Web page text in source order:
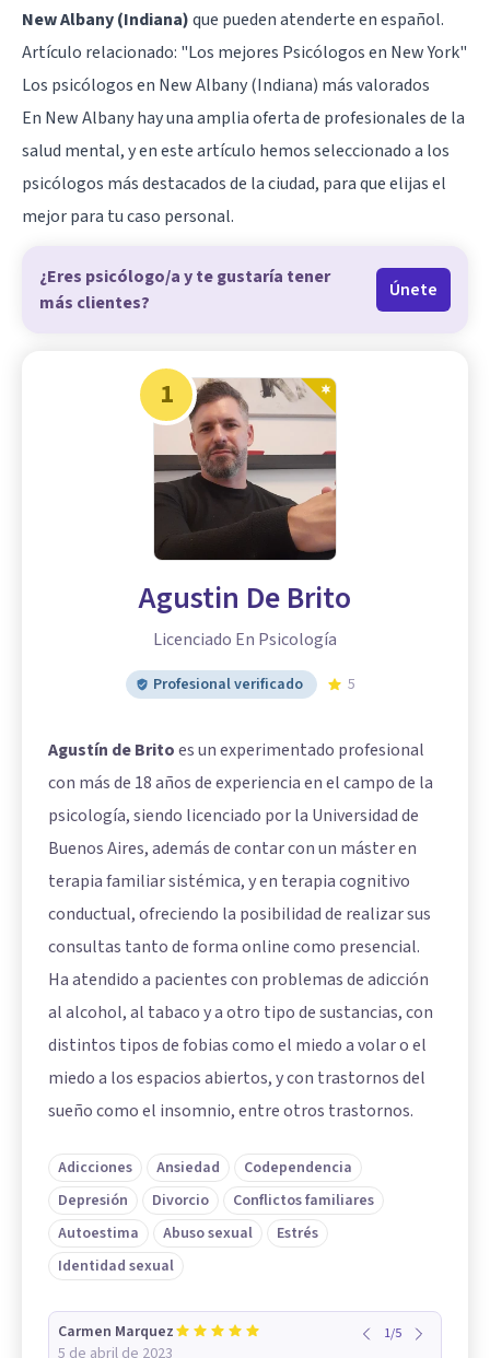
New Albany (Indiana)que pueden atenderte en español.
Artículo relacionado: "Los mejores Psicólogos en New York"
Los psicólogos en New Albany (Indiana) más valorados
En New Albany hay una amplia oferta de profesionales de la
salud mental, y en este artículo hemos seleccionado a los
psicólogos más destacados de la ciudad, para que elijas el
mejor para tu caso personal.
¿Eres psicólogo/a y te gustaría tener
más clientes?
Únete
1
Agustin De Brito
Licenciado En Psicología
Profesional verificado 5
Agustín de Britoes un experimentado profesional
con más de 18 años de experiencia en el campo de la
psicología, siendo licenciado por la Universidad de
Buenos Aires, además de contar con un máster en
terapia familiar sistémica, y en terapia cognitivo
conductual, ofreciendo la posibilidad de realizar sus
consultas tanto de forma online como presencial.
Ha atendido a pacientes con problemas de adicción
al alcohol, al tabaco y a otro tipo de sustancias, con
distintos tipos de fobias como el miedo a volar o el
miedo a los espacios abiertos, y con trastornos del
sueño como el insomnio, entre otros trastornos.
Adicciones Ansiedad
Codependencia
Depresión
Divorcio
Conflictos familiares
Autoestima
Abuso sexual
Estrés
Identidad sexual
Carmen Marquez
5 de abril de 2023
1/5